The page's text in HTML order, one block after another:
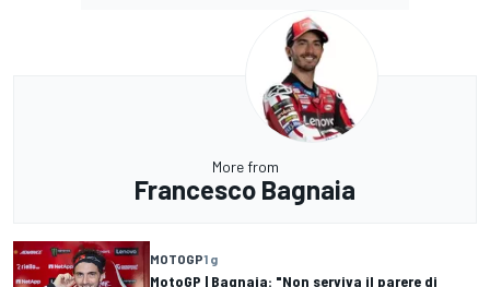
More from
Francesco Bagnaia
MOTOGP1 g
MotoGP | Bagnaia: "Non serviva il parere di